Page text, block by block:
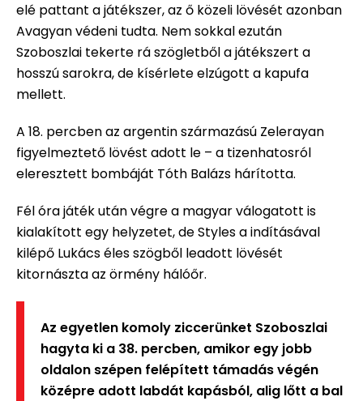
elé pattant a játékszer, az ő közeli lövését azonban
Avagyan védeni tudta. Nem sokkal ezután
Szoboszlai tekerte rá szögletből a játékszert a
hosszú sarokra, de kísérlete elzúgott a kapufa
mellett.
A 18. percben az argentin származású Zelerayan
figyelmeztető lövést adott le – a tizenhatosról
eleresztett bombáját Tóth Balázs hárította.
Fél óra játék után végre a magyar válogatott is
kialakított egy helyzetet, de Styles a indításával
kilépő Lukács éles szögből leadott lövését
kitornászta az örmény hálóőr.
Az egyetlen komoly ziccerünket Szoboszlai
hagyta ki a 38. percben, amikor egy jobb
oldalon szépen felépített támadás végén
középre adott labdát kapásból, alig lőtt a bal